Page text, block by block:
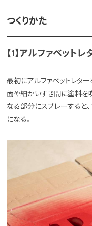
つくりかた
【1】アルファベット
最初にアルファベットレタ
面や細かいすき間に塗料を
なる部分にスプレーすると
になる。